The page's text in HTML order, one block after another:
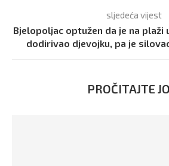
sljedeća vijest
Bjelopoljac optužen da je na plaži
dodirivao djevojku, pa je
PROČITAJTE